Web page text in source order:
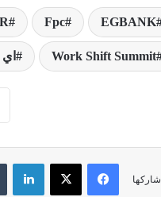
EGBANK
Fpc
Work Shift Summit
شاركها
فيسبوك ‫X لينكدإن